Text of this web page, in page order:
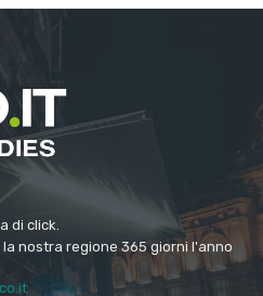
di click.
nostra regione 365 giorni l'anno